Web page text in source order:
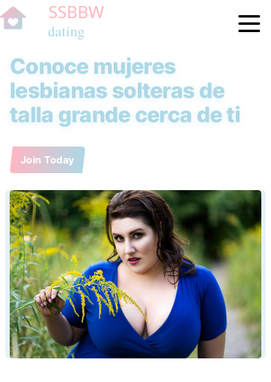
Conoce mujeres
lesbianas solteras de
talla grande cerca de ti
Join Today